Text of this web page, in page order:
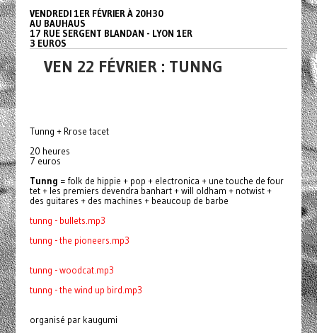
VENDREDI 1ER FÉVRIER À 20H30
AU BAUHAUS
17 RUE SERGENT BLANDAN - LYON 1ER
3 EUROS
VEN 22 FÉVRIER : TUNNG
Tunng + Rrose tacet
20 heures
7 euros
Tunng = folk de hippie + pop + electronica + une touche de four
tet + les premiers devendra banhart + will oldham + notwist +
des guitares + des machines + beaucoup de barbe
tunng - bullets.mp3
tunng - the pioneers.mp3
tunng - woodcat.mp3
tunng - the wind up bird.mp3
organisé par kaugumi